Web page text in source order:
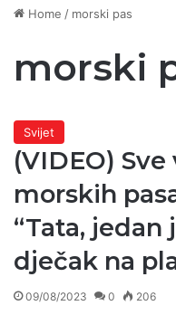
Home / morski pas
morski
Svijet
(VIDEO)
morskih
“Tata, jedan
dječak na
09/08/2023 0 206